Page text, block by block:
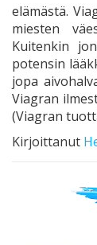
elämästä.
miesten
Kuitenkin
potensin
jopa
Viagran
(Viagran
Kirjoittanut